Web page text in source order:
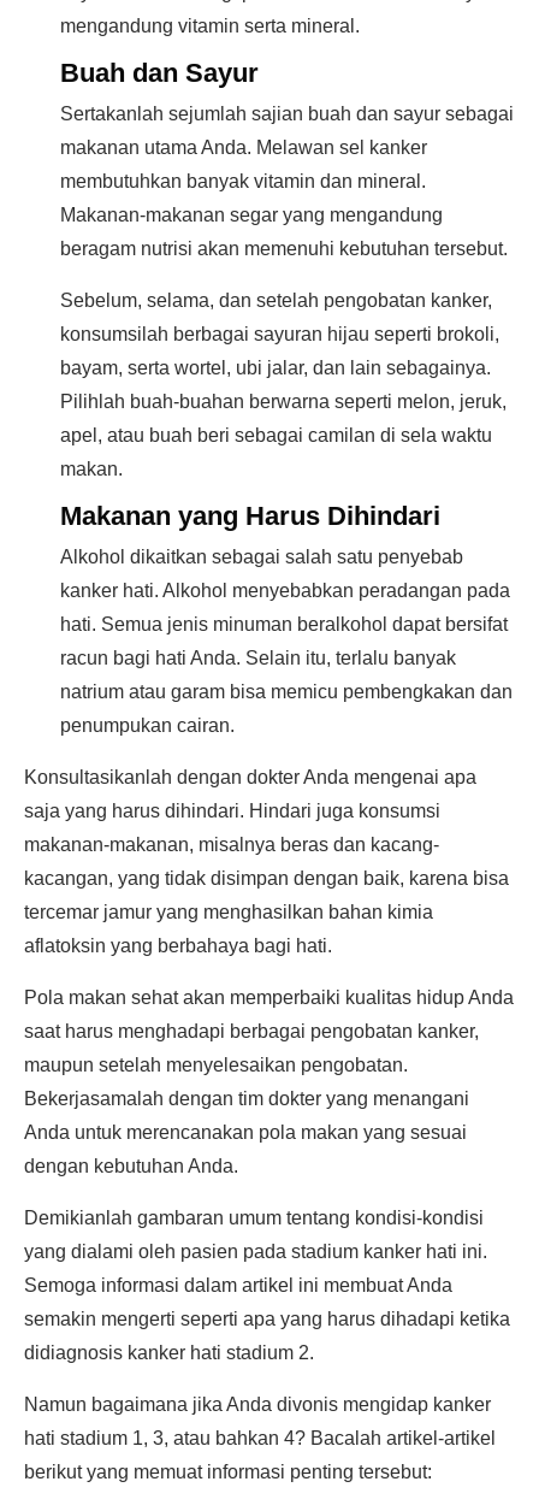
mengandung vitamin serta mineral.
Buah dan Sayur
Sertakanlah sejumlah sajian buah dan sayur sebagai
makanan utama Anda. Melawan sel kanker
membutuhkan banyak vitamin dan mineral.
Makanan-makanan segar yang mengandung
beragam nutrisi akan memenuhi kebutuhan tersebut.
Sebelum, selama, dan setelah pengobatan kanker,
konsumsilah berbagai sayuran hijau seperti brokoli,
bayam, serta wortel, ubi jalar, dan lain sebagainya.
Pilihlah buah-buahan berwarna seperti melon, jeruk,
apel, atau buah beri sebagai camilan di sela waktu
makan.
Makanan yang Harus Dihindari
Alkohol dikaitkan sebagai salah satu penyebab
kanker hati. Alkohol menyebabkan peradangan pada
hati. Semua jenis minuman beralkohol dapat bersifat
racun bagi hati Anda. Selain itu, terlalu banyak
natrium atau garam bisa memicu pembengkakan dan
penumpukan cairan.
Konsultasikanlah dengan dokter Anda mengenai apa
saja yang harus dihindari. Hindari juga konsumsi
makanan-makanan, misalnya beras dan kacang-
kacangan, yang tidak disimpan dengan baik, karena bisa
tercemar jamur yang menghasilkan bahan kimia
aflatoksin yang berbahaya bagi hati.
Pola makan sehat akan memperbaiki kualitas hidup Anda
saat harus menghadapi berbagai pengobatan kanker,
maupun setelah menyelesaikan pengobatan.
Bekerjasamalah dengan tim dokter yang menangani
Anda untuk merencanakan pola makan yang sesuai
dengan kebutuhan Anda.
Demikianlah gambaran umum tentang kondisi-kondisi
yang dialami oleh pasien pada stadium kanker hati ini.
Semoga informasi dalam artikel ini membuat Anda
semakin mengerti seperti apa yang harus dihadapi ketika
didiagnosis kanker hati stadium 2.
Namun bagaimana jika Anda divonis mengidap kanker
hati stadium 1, 3, atau bahkan 4? Bacalah artikel-artikel
berikut yang memuat informasi penting tersebut: